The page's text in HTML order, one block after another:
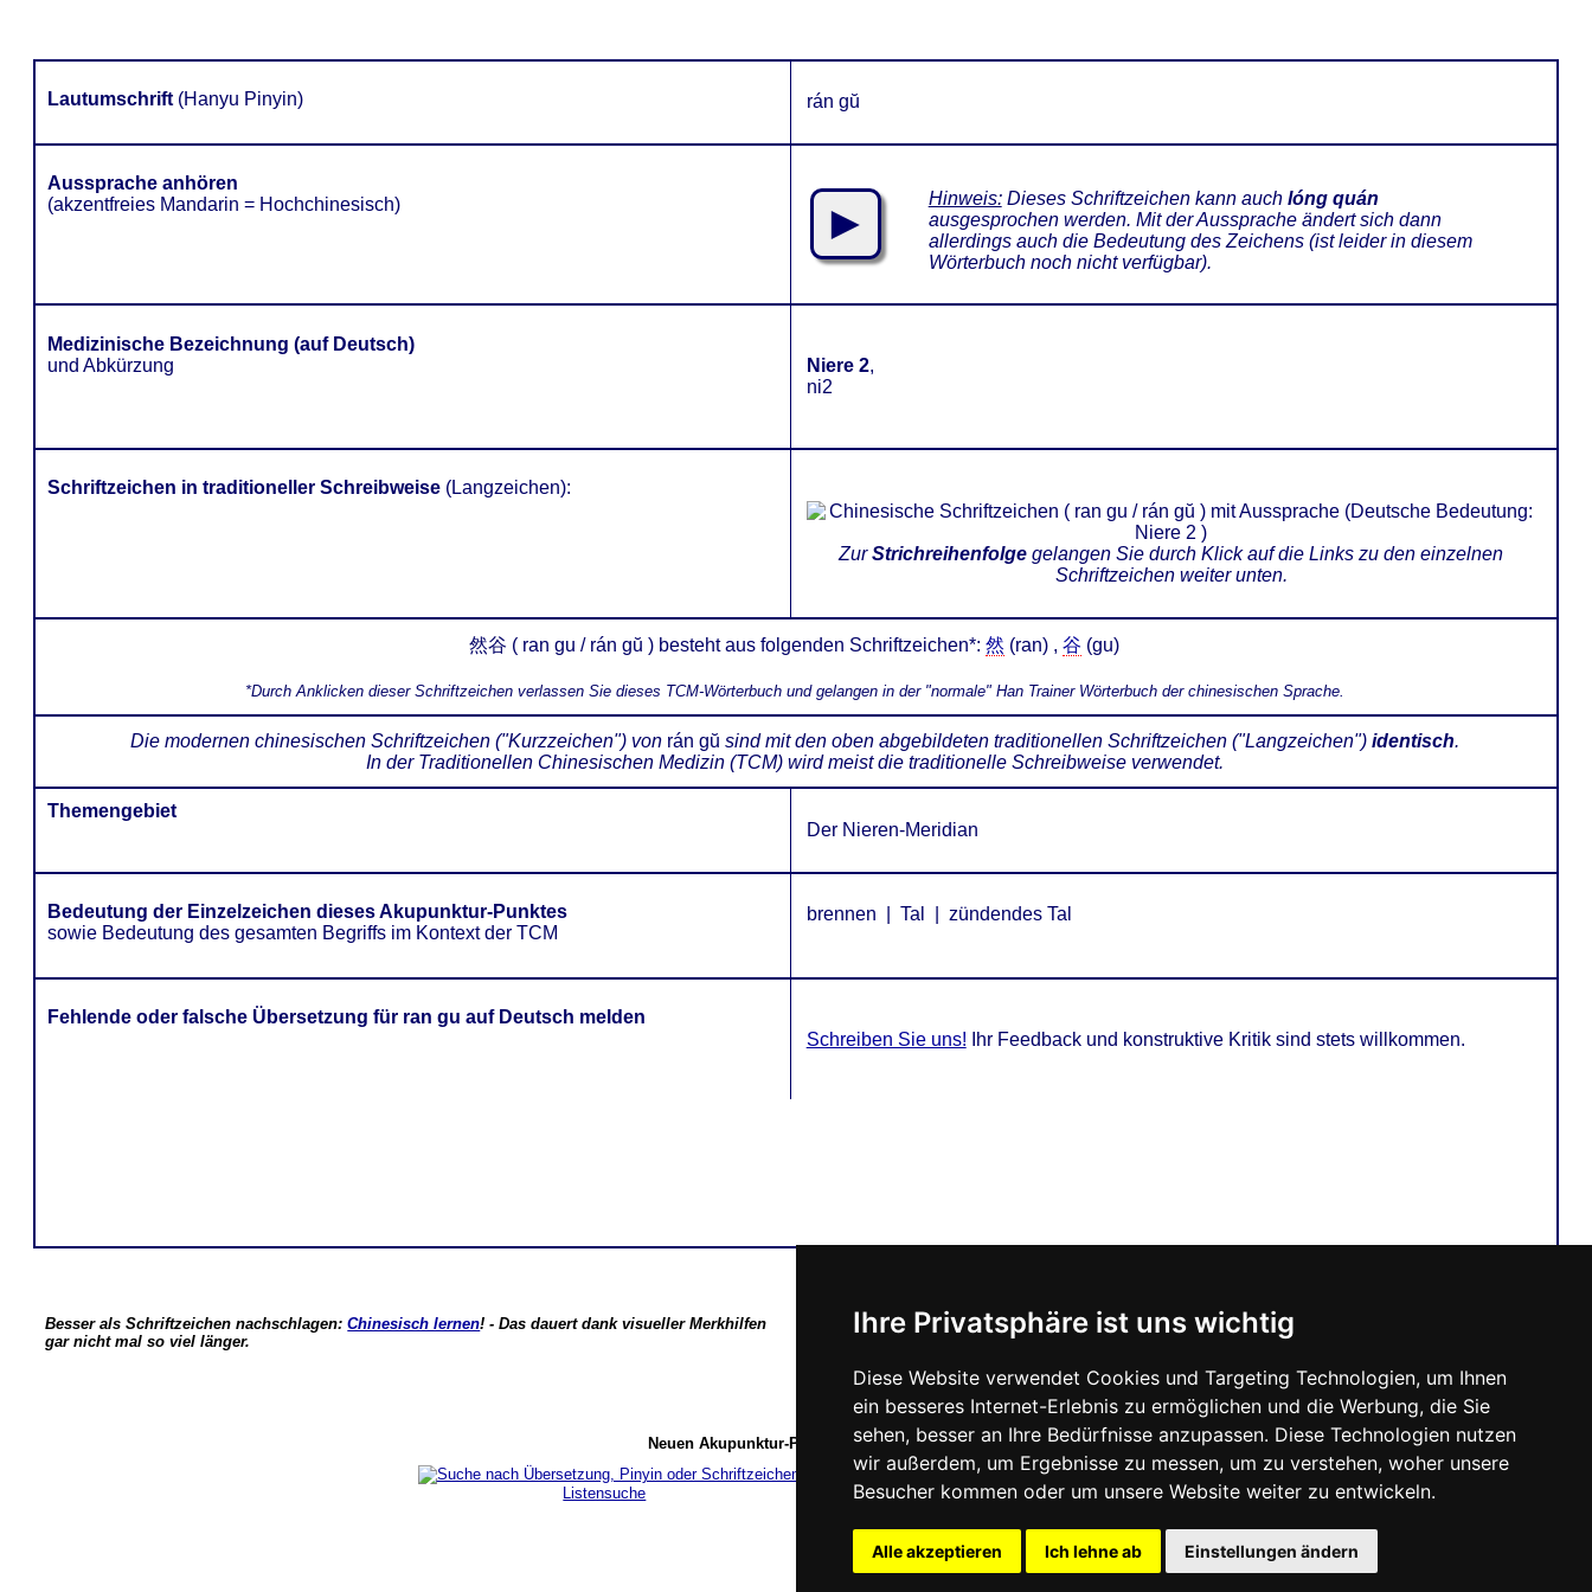
Ihre Privatsphäre ist uns wichtig
Diese Website verwendet Cookies und Targeting Technologien, um Ihnen
ein besseres Internet-Erlebnis zu ermöglichen und die Werbung, die Sie
sehen, besser an Ihre Bedürfnisse anzupassen. Diese Technologien nutzen
wir außerdem, um Ergebnisse zu messen, um zu verstehen, woher unsere
Besucher kommen oder um unsere Website weiter zu entwickeln.
Alle akzeptieren Ich lehne ab Einstellungen ändern
Lautumschrift (Hanyu Pinyin) rán gŭ
Aussprache anhören
(akzentfreies Mandarin = Hochchinesisch)
► Hinweis:Dieses Schriftzeichen kann auch lóng quán
ausgesprochen werden. Mit der Aussprache ändert sich dann
allerdings auch die Bedeutung des Zeichens (ist leider in diesem
Wörterbuch noch nicht verfügbar).
Medizinische Bezeichnung (auf Deutsch)
und Abkürzung
Niere 2,
ni2
Schriftzeichen in traditioneller Schreibweise (Langzeichen):
ZurStrichreihenfolge gelangen Sie durch Klick auf die Links zu den einzelnen
Schriftzeichen weiter unten.
然谷 ( ran gu / rán gŭ ) besteht aus folgenden Schriftzeichen*:然 (ran) ,谷 (gu)
*Durch Anklicken dieser Schriftzeichen verlassen Sie dieses TCM-Wörterbuch und gelangen in der "normale" Han Trainer Wörterbuch der chinesischen Sprache.
Die modernen chinesischen Schriftzeichen ("Kurzzeichen") von rán gŭ sind mit den oben abgebildeten traditionellen Schriftzeichen ("Langzeichen") identisch.
In der Traditionellen Chinesischen Medizin (TCM) wird meist die traditionelle Schreibweise verwendet.
Themengebiet
Der Nieren-Meridian
Bedeutung der Einzelzeichen dieses Akupunktur-Punktes
sowie Bedeutung des gesamten Begriffs im Kontext der TCM
brennen | Tal | zündendes Tal
Fehlende oder falsche Übersetzung für ran gu auf Deutsch melden
Schreiben Sie uns! Ihr Feedback und konstruktive Kritik sind stets willkommen.
Besser als Schriftzeichen nachschlagen:Chinesisch lernen! - Das dauert dank visueller Merkhilfen
gar nicht mal so viel länger.
Neuen Akupunktur-Punkt nachschlagen:
Listensuche Suchbegriff eingeben
Alle Inhalte sind urheberrechtlich geschützt |Kontakt & Impressum Datenschutzerklärung